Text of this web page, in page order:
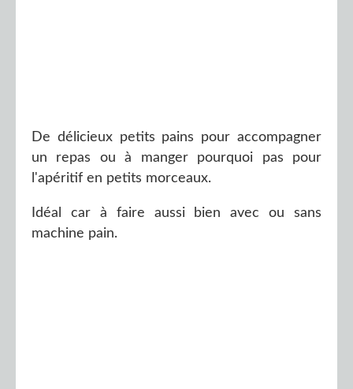
De délicieux petits pains pour accompagner
un repas ou à manger pourquoi pas pour
l'apéritif en petits morceaux.
Idéal car à faire aussi bien avec ou sans
machine pain.